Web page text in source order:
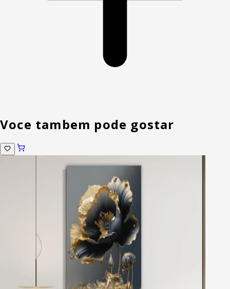
Voce tambem pode gostar